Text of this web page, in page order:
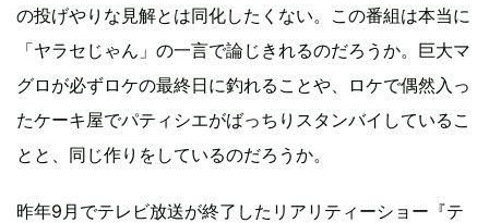
の投げやりな見解とは同化したくない。この番組は本当に
「ヤラセじゃん」の一言で論じきれるのだろうか。巨大マ
グロが必ずロケの最終日に釣れることや、ロケで偶然入っ
たケーキ屋でパティシエがばっちりスタンバイしているこ
とと、同じ作りをしているのだろうか。
昨年9月でテレビ放送が終了したリアリティーショー『テ